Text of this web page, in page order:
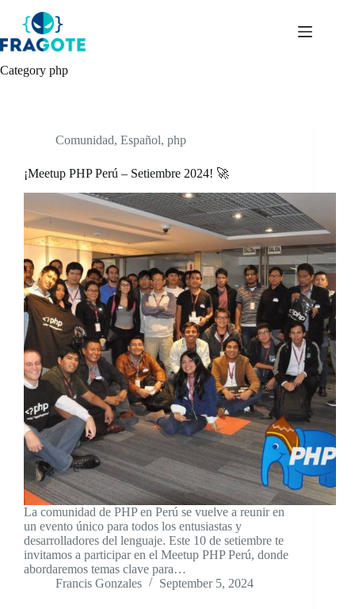
content
Category php
Comunidad, Español, php
¡Meetup PHP Perú – Setiembre 2024! 🚀
La comunidad de PHP en Perú se vuelve a reunir en
un evento único para todos los entusiastas y
desarrolladores del lenguaje. Este 10 de setiembre te
invitamos a participar en el Meetup PHP Perú, donde
abordaremos temas clave para…
Francis Gonzales
September 5, 2024